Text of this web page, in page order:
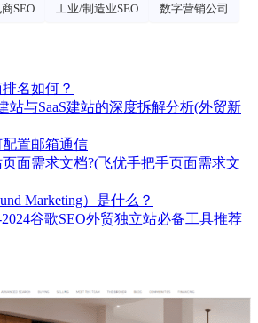
SEO 工业/制造业SEO 数字营销公司
名如何？
站与SaaS建站的深度拆解分析(外贸新
置邮箱通信
面需求文档?(飞优手把手页面需求文
Marketing）是什么？
2024谷歌SEO外贸独立站必备工具推荐